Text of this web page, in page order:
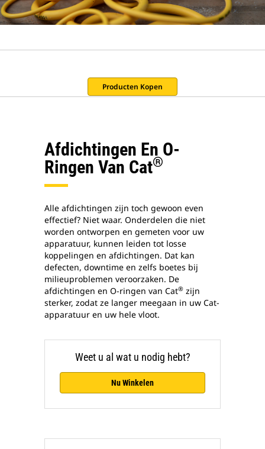
Producten Kopen
Afdichtingen En O-
Ringen Van Cat®
Alle afdichtingen zijn toch gewoon even
effectief? Niet waar. Onderdelen die niet
worden ontworpen en gemeten voor uw
apparatuur, kunnen leiden tot losse
koppelingen en afdichtingen. Dat kan
defecten, downtime en zelfs boetes bij
milieuproblemen veroorzaken. De
afdichtingen en O-ringen van Cat® zijn
sterker, zodat ze langer meegaan in uw Cat-
apparatuur en uw hele vloot.
Weet u al wat u nodig hebt?
Nu Winkelen